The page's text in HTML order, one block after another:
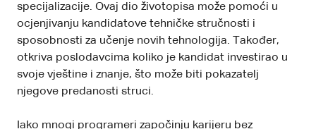
specijalizacije. Ovaj dio životopisa može pomoći u
ocjenjivanju kandidatove tehničke stručnosti i
sposobnosti za učenje novih tehnologija. Također,
otkriva poslodavcima koliko je kandidat investirao u
svoje vještine i znanje, što može biti pokazatelj
njegove predanosti struci.
Iako mnogi programeri započinju karijeru bez